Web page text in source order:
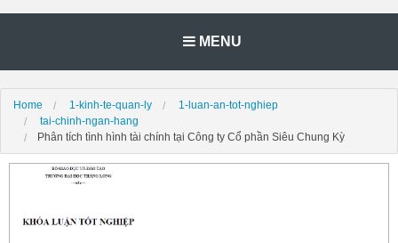
MENU
Home 1-kinh-te-quan-ly
1-luan-an-tot-nghiep
tai-chinh-ngan-hang
Phân tích tình hình tài chính tại Công ty Cổ phần Siêu Chung Kỳ